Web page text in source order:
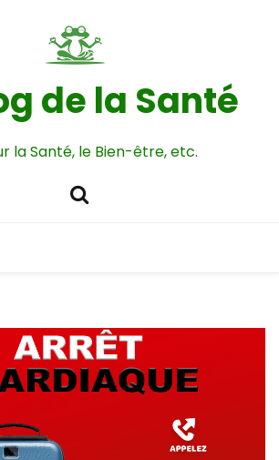
de la Santé
la Santé, le Bien-être, etc.